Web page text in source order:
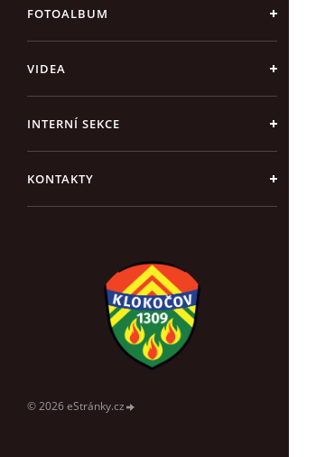
FOTOALBUM
VIDEA
INTERNÍ SEKCE
KONTAKTY
© 2026 eStránky.cz